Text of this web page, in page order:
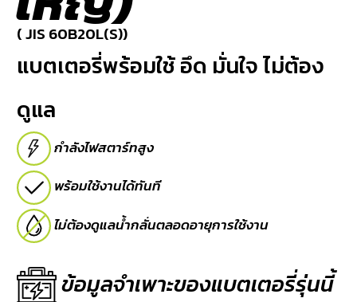
งาน
กับ
เรา
ติดต่อ
เรา
E-
BUSINESS
( JIS 60B20L(S))
แบตเตอรี่พร้อมใช้ อึด มั่นใจ ไม่ต้อง
ดูแล
กำลังไฟสตาร์ทสูง
พร้อมใช้งานได้ทันที
ไม่ต้องดูแลน้ำกลั่นตลอดอายุการใช้งาน
ข้อมูลจำเพาะของแบตเตอรี่รุ่นนี้